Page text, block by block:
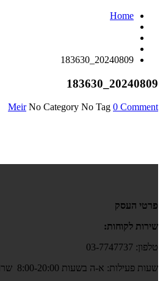
Home
20240809_183630
20240809_183630
Meir No Category No Tag 0 Comment
פרטי העסק
שירות לקוחות:
טלפון: 03-7747737
שעות פעילות: א-ה בשעות 8:00-20:00 שרות לקוחות